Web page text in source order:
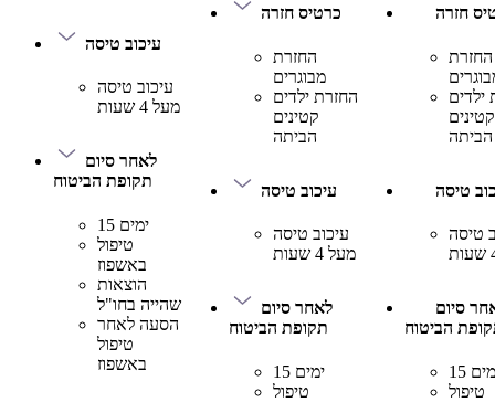
עיכוב טיסה
עיכוב טיסה
מעל 4 שעות
לאחר סיום
תקופת הביטוח
15 ימים
טיפול
באשפוז
הוצאות
שהייה בחו"ל
הסעה לאחר
טיפול
באשפוז
כרטיס חזרה
החזרת
מבוגרים
החזרת ילדים
קטינים
הביתה
עיכוב טיסה
עיכוב טיסה
מעל 4 שעות
לאחר סיום
תקופת הביטוח
15 ימים
טיפול
חזרה
החזרת
ילדים
קטינים
הביתה
טיסה
טיסה
סיום
הביטוח
ימים
טיפול